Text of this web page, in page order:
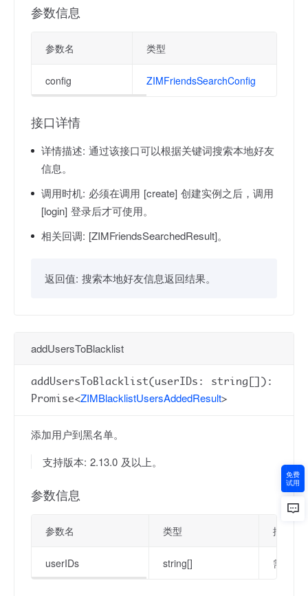
参数信息
参数名 类型
config ZIMFriendsSearchConfig
接口详情
详情描述: 通过该接口可以根据关键词搜索本地好友
信息。
调用时机: 必须在调用 [create] 创建实例之后，调用
[login] 登录后才可使用。
相关回调: [ZIMFriendsSearchedResult]。
返回值: 搜索本地好友信息返回结果。
addUsersToBlacklist
addUsersToBlacklist(userIDs: string[]):
Promise<ZIMBlacklistUsersAddedResult>
添加用户到黑名单。
支持版本: 2.13.0 及以上。
参数信息
参数名 类型 描述
userIDs string[] 需要被
免费
试用